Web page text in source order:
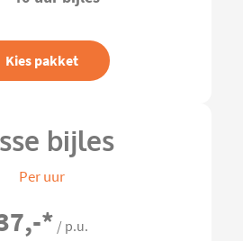
Kies pakket
bijles
Per uur
* / p.u.